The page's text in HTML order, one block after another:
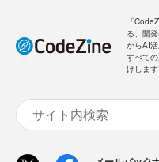
「
る、開
からAI
すべて
けします